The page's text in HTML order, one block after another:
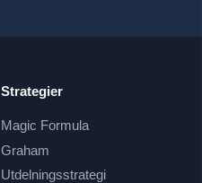
Strategier
Magic Formula
Graham
Utdelningsstrategi